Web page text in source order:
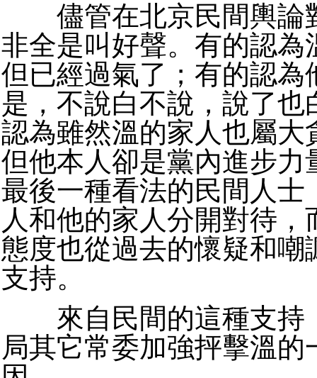
儘管在北京民間輿論
非全是叫好聲。有的認為
但已經過氣了；有的認為
是，不說白不說，說了也
認為雖然溫的家人也屬大
但他本人卻是黨內進步力
最後一種看法的民間人士
人和他的家人分開對待，
態度也從過去的懷疑和嘲
支持。
來自民間的這種支持
局其它常委加強抨擊溫的